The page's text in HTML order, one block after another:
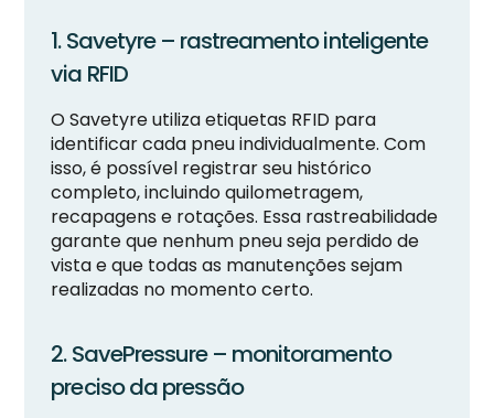
1. Savetyre – rastreamento inteligente
via RFID
O Savetyre utiliza etiquetas RFID para
identificar cada pneu individualmente. Com
isso, é possível registrar seu histórico
completo, incluindo quilometragem,
recapagens e rotações. Essa rastreabilidade
garante que nenhum pneu seja perdido de
vista e que todas as manutenções sejam
realizadas no momento certo.
2. SavePressure – monitoramento
preciso da pressão